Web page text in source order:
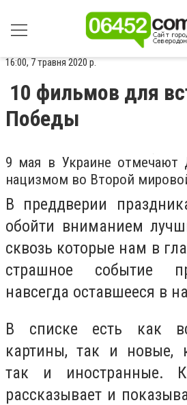
16:00, 7 травня 2020 р.
10 фильмов для
Победы
9 мая в Украине
нацизмом во Второй
В преддверии
обойти вниманием
сквозь которые нам в
страшное событие
навсегда оставшееся в
В списке есть как
картины, так и новые,
так и иностранные.
рассказывает и